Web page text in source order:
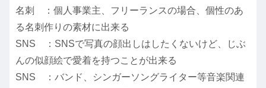
名刺 ：個人事業主、フリーランスの場合、個性のあ
る名刺作りの素材に出来る
SNS ：SNSで写真の顔出しはしたくないけど、じぶ
んの似顔絵で愛着を持つことが出来る
SNS ：バンド、シンガーソングライター等音楽関連